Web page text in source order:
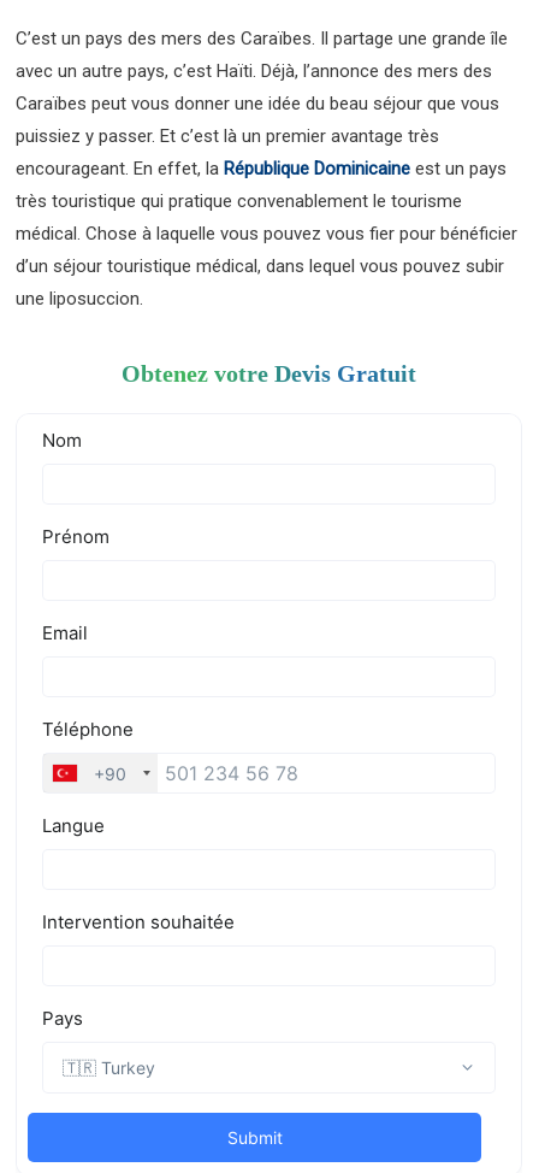
C’est un pays des mers des Caraïbes. Il partage une grande île
avec un autre pays, c’est Haïti. Déjà, l’annonce des mers des
Caraïbes peut vous donner une idée du beau séjour que vous
puissiez y passer. Et c’est là un premier avantage très
encourageant. En effet, laRépublique Dominicaine est un pays
très touristique qui pratique convenablement le tourisme
médical. Chose à laquelle vous pouvez vous fier pour bénéficier
d’un séjour touristique médical, dans lequel vous pouvez subir
une liposuccion.
Obtenez votre Devis Gratuit